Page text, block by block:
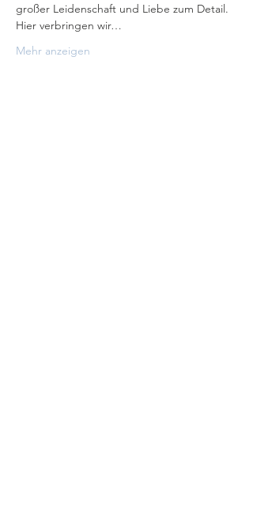
großer Leidenschaft und Liebe zum Detail.
Hier verbringen wir…
Mehr anzeigen